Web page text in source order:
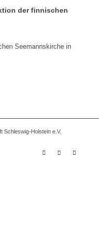
der finnischen
Seemannskirche in
Holstein e.V.